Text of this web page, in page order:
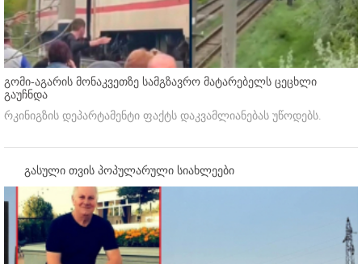
გომი-აგარის მონაკვეთზე სამგზავრო მატარებელს ცეცხლი
გაუჩნდა
რკინიგზის დეპარტამენტი ფაქტს დაკვამლიანებას უწოდებს.
გასული თვის პოპულარული სიახლეები